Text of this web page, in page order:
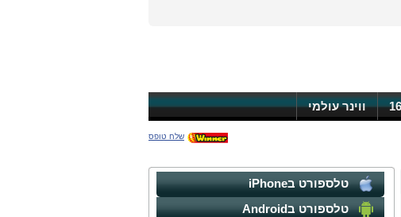
ווינר עולמי
שלח טופס
טלספורט בiPhone
טלספורט בAndroid